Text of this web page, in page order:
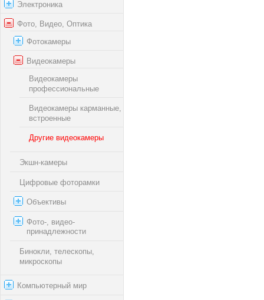
Электроника
Фото, Видео, Оптика
Фотокамеры
Видеокамеры
Видеокамеры
профессиональные
Видеокамеры карманные,
встроенные
Другие видеокамеры
Экшн-камеры
Цифровые фоторамки
Объективы
Фото-, видео-
принадлежности
Бинокли, телескопы,
микроскопы
Компьютерный мир